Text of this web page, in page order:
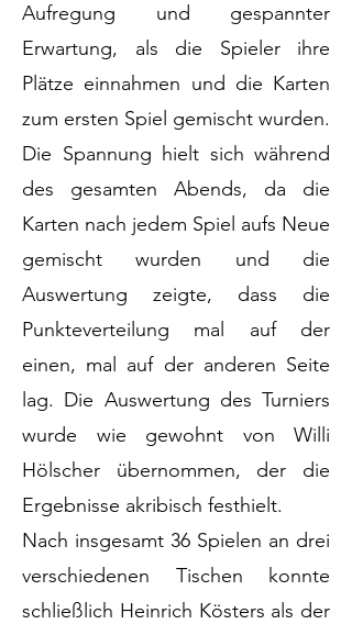
Aufregung und gespannter
Erwartung, als die Spieler ihre
Plätze einnahmen und die Karten
zum ersten Spiel gemischt wurden.
Die Spannung hielt sich während
des gesamten Abends, da die
Karten nach jedem Spiel aufs Neue
gemischt wurden und die
Auswertung zeigte, dass die
Punkteverteilung mal auf der
einen, mal auf der anderen Seite
lag. Die Auswertung des Turniers
wurde wie gewohnt von Willi
Hölscher übernommen, der die
Ergebnisse akribisch festhielt.
Nach insgesamt 36 Spielen an drei
verschiedenen Tischen konnte
schließlich Heinrich Kösters als der